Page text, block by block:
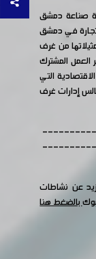
صناعة دمشق
في دمشق
من غرف
العمل المشترك
التي
إدارات غرف
عن نشاطات
بالضغط هنا